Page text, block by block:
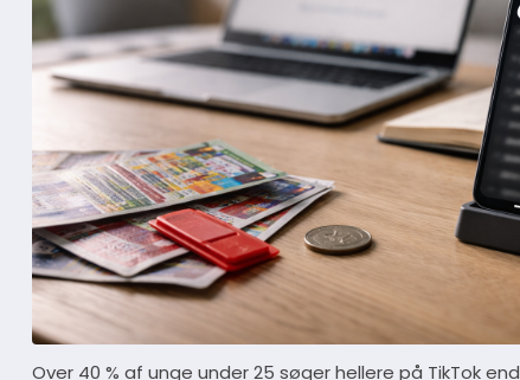
Over 40 % af unge under 25 søger hellere på TikTok